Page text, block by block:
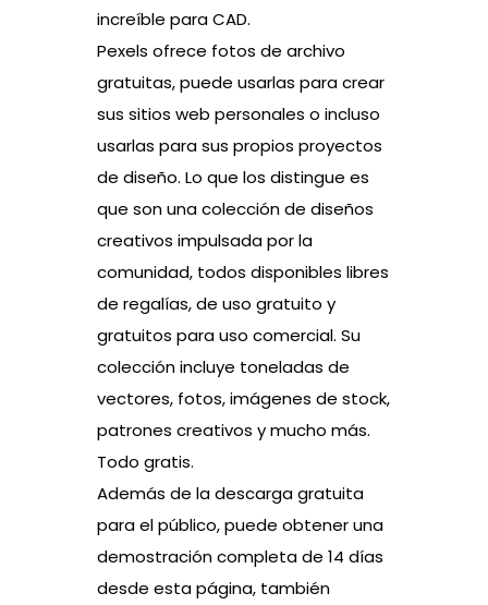
increíble para CAD.
Pexels ofrece fotos de archivo
gratuitas, puede usarlas para crear
sus sitios web personales o incluso
usarlas para sus propios proyectos
de diseño. Lo que los distingue es
que son una colección de diseños
creativos impulsada por la
comunidad, todos disponibles libres
de regalías, de uso gratuito y
gratuitos para uso comercial. Su
colección incluye toneladas de
vectores, fotos, imágenes de stock,
patrones creativos y mucho más.
Todo gratis.
Además de la descarga gratuita
para el público, puede obtener una
demostración completa de 14 días
desde esta página, también